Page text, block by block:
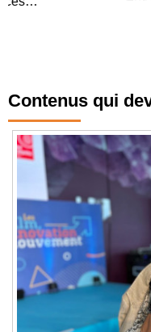
Contenus qui